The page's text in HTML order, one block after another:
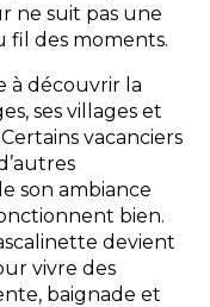
ne suit pas une
fil des moments.
à découvrir la
ses villages et
vacanciers
son ambiance
bien.
devient
vivre des
baignade et